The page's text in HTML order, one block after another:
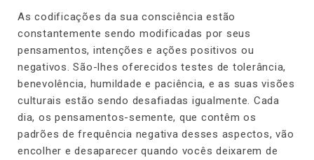
As codificações da sua consciência estão
constantemente sendo modificadas por seus
pensamentos, intenções e ações positivos ou
negativos. São-lhes oferecidos testes de tolerância,
benevolência, humildade e paciência, e as suas visões
culturais estão sendo desafiadas igualmente. Cada
dia, os pensamentos-semente, que contêm os
padrões de frequência negativa desses aspectos, vão
encolher e desaparecer quando vocês deixarem de